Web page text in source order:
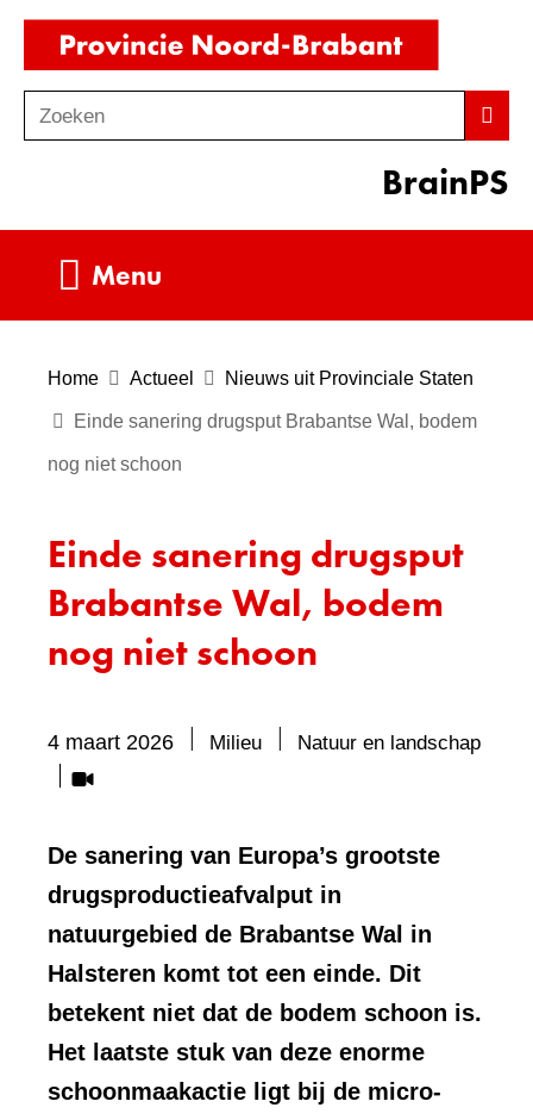
Ga
de
inhoud
o
Zoeken
BrainPS
Menu
Home Actueel Nieuws uit Provinciale Staten
Einde sanering drugsput Brabantse Wal, bodem
nog niet schoon
Einde sanering drugsput
Brabantse Wal, bodem
nog niet schoon
4 maart 2026 Milieu Natuur en landschapBevat
De sanering van Europa’s grootste
drugsproductieafvalput in
natuurgebied de Brabantse Wal in
Halsteren komt tot een einde. Dit
betekent niet dat de bodem schoon is.
Het laatste stuk van deze enorme
schoonmaakactie ligt bij de micro-